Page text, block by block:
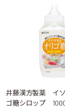
井藤漢方製薬 イ
ゴ糖シロップ